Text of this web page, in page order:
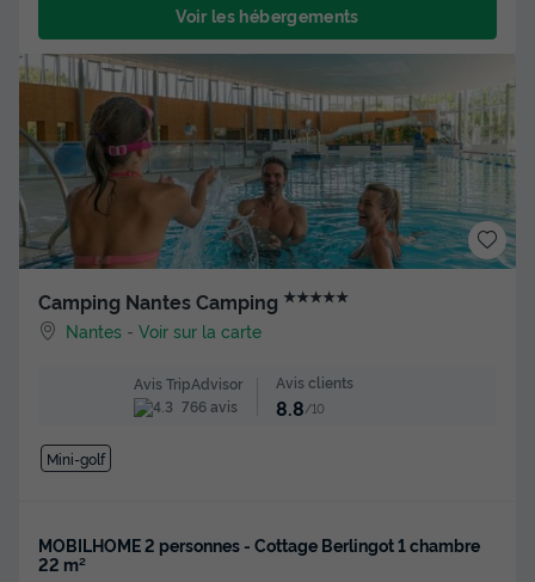
Voir les hébergements
Camping Nantes Camping ★★★★★
Nantes -Voir sur la carte
Avis TripAdvisor
766 avis
Avis clients
8.8/10
Mini-golf
MOBILHOME 2 personnes - Cottage Berlingot 1 chambre
22 m²